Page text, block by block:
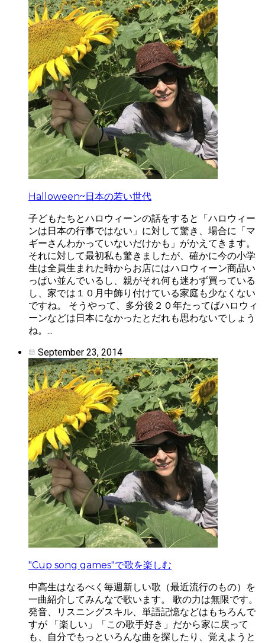
Halloween~日本の若い世代
子どもたちとハロウィーンの話をすると「ハロウィー
ンは日本の行事ではない」に対して驚き、場合に「マ
ギーさんわかっていないだけかも」がかえてきます。
それに対して最初私も驚きましたが、確かに今の小学
生は全員生まれた時からお店にはハロウィーン商品い
っぱい並んでいるし、親がそれ何も迷わず買っている
し、家では１０月中飾り付けている家庭も少なくない
ですね。 そうやって、多分後２０年たってばハロウィ
ーンなどは日本になかったとだれも思わないでしょう
ね。...
September 23, 2014
"Cup song games"で歌を楽しむ
中高生はなるべく毎週新しい歌（最近流行のもの）を
一曲紹介してみんなで歌います。 歌の力は無限です。
発音、リスニングスキル、単語記憶などはもちろんで
すが 「楽しい」「この歌手好き」だから家に戻って
も、自分でもっといろんな曲を探したり、覚えようと